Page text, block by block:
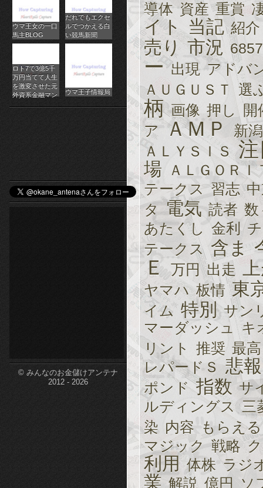
ス
ロ
オ
ン
ラ
イ
ン
カ
ジ
ノ
etc-
ウマ王女の一口
馬主BLOG
だれでもエクセ
ルでつかえる白
い競馬新聞
ロト7で3億5千
万円当てて人生
を激変させた元
外資系金融マン
ウマ王子情報局
© みんなのお金儲けアンテナ
2012 - 2026
導体 資産 重賞
イト 当記 紹介
売り 市況 6857
ー 出現 アドバ
ＡＵＧＵＳＴ
選
柄 画像 押し
開
ア ＡＭＰ
新潟
ＡＬＹＳＩＳ
場
ＡＬＧＯＲＩ
テークス 習志
タ 電気 読者 数
あたくし 金利
テークス 含ま
Ｅ 万円 出走
ヤマハ 板情 東
イム 特別 サン
マーダッシュ キ
リント
推奨 最高
レパードＳ 悲報
ポンド 指数 サ
ルディングス
三
染 内容 もらえる
マジック 戦略
利用 体株 ラジ
業 解説 億円 ソ